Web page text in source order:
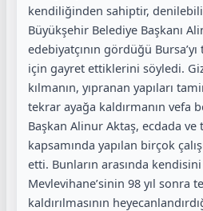
kendiliğinden sahiptir,
Büyükşehir Belediye Başkanı
edebiyatçının gördüğü
için gayret ettiklerini söyledi.
kılmanın, yıpranan yapıları
tekrar ayağa kaldırmanın vefa
Başkan Alinur Aktaş, ecdada
kapsamında yapılan birçok
etti. Bunların arasında
Mevlevihane’sinin 98 yıl sonra
kaldırılmasının